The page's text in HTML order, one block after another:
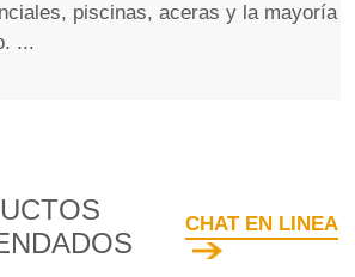
piscinas, aceras y la mayoría
...
CHAT EN LINEA